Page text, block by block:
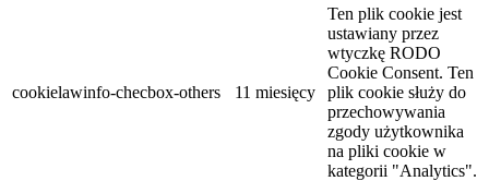
cookielawinfo-checbox-others 11 miesięcy
Ten plik cookie jest
ustawiany przez
wtyczkę RODO
Cookie Consent. Ten
plik cookie służy do
przechowywania
zgody użytkownika
na pliki cookie w
kategorii "Analytics".